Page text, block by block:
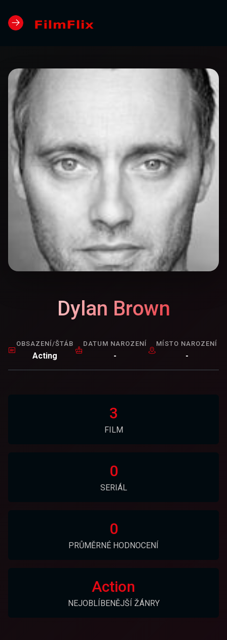
Dylan Brown
OBSAZENÍ/ŠTÁB
Acting
DATUM NAROZENÍ
-
MÍSTO NAROZENÍ
-
3
FILM
0
SERIÁL
0
PRŮMĚRNÉ HODNOCENÍ
Action
NEJOBLÍBENĚJŠÍ ŽÁNRY